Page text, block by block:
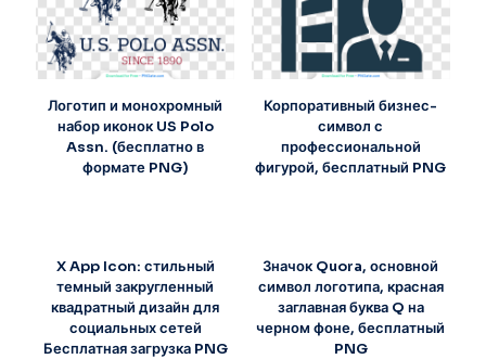
Логотип и монохромный
набор иконок US Polo
Assn. (бесплатно в
формате PNG)
Корпоративный бизнес-
символ с
профессиональной
фигурой, бесплатный PNG
X App Icon: стильный
темный закругленный
квадратный дизайн для
социальных сетей
Бесплатная загрузка PNG
Значок Quora, основной
символ логотипа, красная
заглавная буква Q на
черном фоне, бесплатный
PNG